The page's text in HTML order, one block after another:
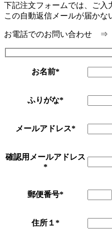
下記注文フォームでは、ご入
この自動返信メールが届かな
お電話でのお問い合わせ ⇒
お名前*
ふりがな*
メールアドレス*
確認用メールアドレス
*
郵便番号*
住所１*